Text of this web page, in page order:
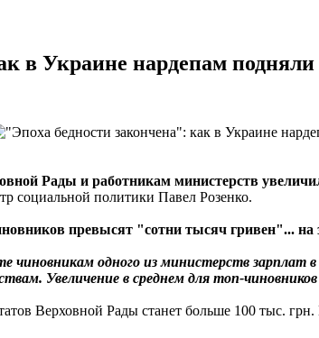
в Украине нардепам подняли
Рады и работникам министерств
социальной политики Павел Розенко.
превысят "сотни тысяч гривен"... на
чиновникам одного из министерств
Увеличение в среднем для топ-
Верховной Рады станет больше 100 тыс.